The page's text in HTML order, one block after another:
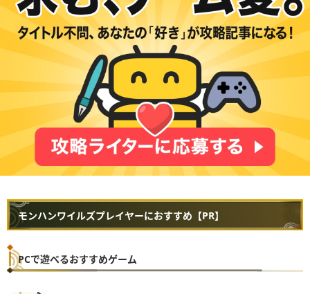
モンハンワイルズプレイヤーにおすすめ【PR】
PCで遊べるおすすめゲーム